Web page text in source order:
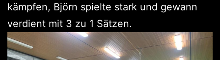
kämpfen, Björn spielte stark und gewann
verdient mit 3 zu 1 Sätzen.